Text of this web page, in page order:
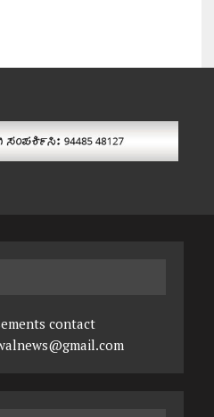
contact